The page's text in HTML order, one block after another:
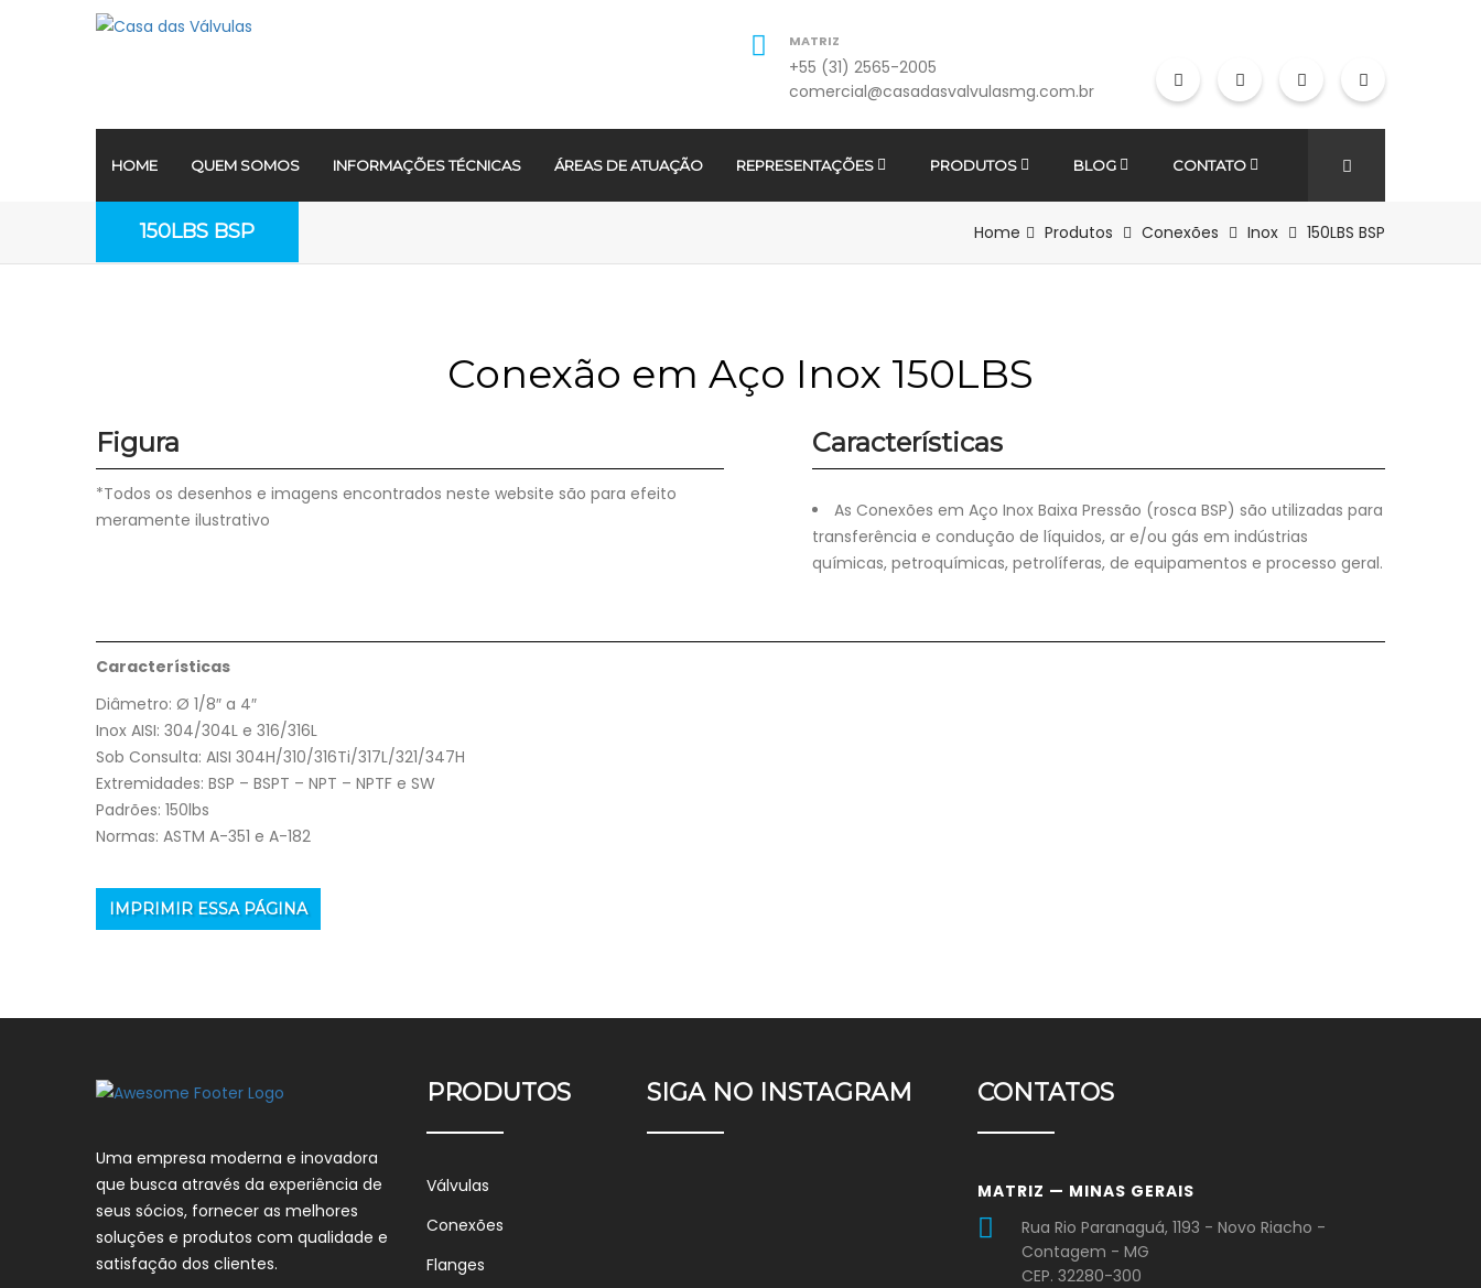
MATRIZ
+55 (31) 2565-2005
comercial@casadasvalvulasmg.com.br
HOME QUEM SOMOS INFORMAÇÕES TÉCNICAS ÁREAS DE ATUAÇÃO REPRESENTAÇÕES PRODUTOS BLOG CONTATO
150LBS BSP Home Produtos Conexões Inox 150LBS BSP
Conexão em Aço Inox 150LBS
Figura
*Todos os desenhos e imagens encontrados neste website são para efeito
meramente ilustrativo
Características
As Conexões em Aço Inox Baixa Pressão (rosca BSP) são utilizadas para
transferência e condução de líquidos, ar e/ou gás em indústrias
químicas, petroquímicas, petrolíferas, de equipamentos e processo geral.
Características
Diâmetro: Ø 1/8″ a 4″
Inox AISI: 304/304L e 316/316L
Sob Consulta: AISI 304H/310/316Ti/317L/321/347H
Extremidades: BSP – BSPT – NPT – NPTF e SW
Padrões: 150lbs
Normas: ASTM A-351 e A-182
IMPRIMIR ESSA PÁGINA
Uma empresa moderna e inovadora
que busca através da experiência de
seus sócios, fornecer as melhores
soluções e produtos com qualidade e
satisfação dos clientes.
PRODUTOS
Válvulas
Conexões
Flanges
SIGA NO INSTAGRAM CONTATOS
MATRIZ — MINAS GERAIS
Rua Rio Paranaguá, 1193 - Novo Riacho -
Contagem - MG
CEP. 32280-300